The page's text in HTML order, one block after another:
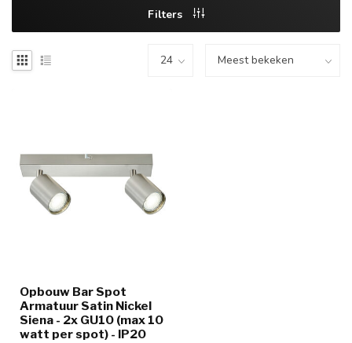
Filters
Opbouw Bar Spot
Armatuur Satin Nickel
Siena - 2x GU10 (max 10
watt per spot) - IP20